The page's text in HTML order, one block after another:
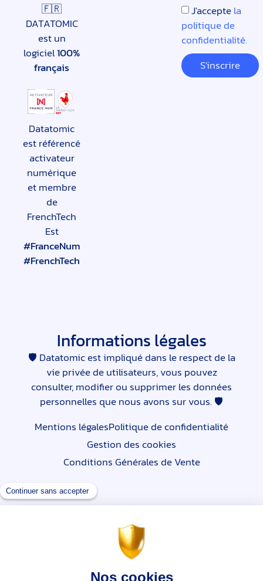
🇫🇷
DATATOMIC
est un
logiciel100%
français
Datatomic
est référencé
activateur
numérique
et membre
de
FrenchTech
Est
#FranceNum
#FrenchTech
J'acceptela
politique de
confidentialité.
S'inscrire
Informations légales
🛡 Datatomic est impliqué dans le respect de la
vie privée de utilisateurs, vous pouvez
consulter, modifier ou supprimer les données
personnelles que nous avons sur vous. 🛡
Mentions légalesPolitique de confidentialité
Gestion des cookies
Conditions Générales de Vente